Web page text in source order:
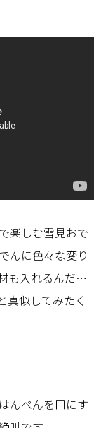
楽しむ雪見おで
んに色々な変り
も入れるんだ…
真似してみたく
んぺんを口にす